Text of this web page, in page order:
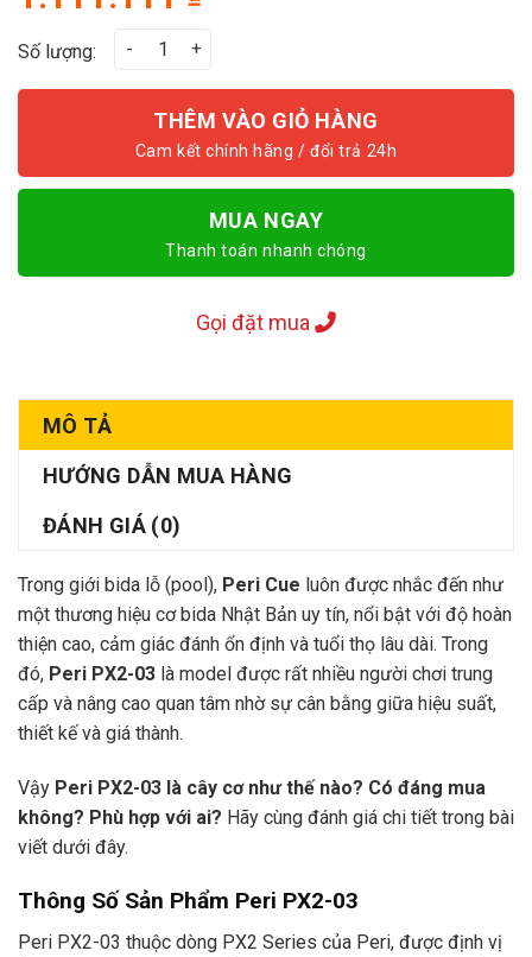
Số lượng: Cơ Peri PX2-03 số lượng
THÊM VÀO GIỎ HÀNG
MUA NGAY
Thanh toán nhanh chóng
Gọi đặt mua
MÔ TẢ
HƯỚNG DẪN MUA HÀNG
ĐÁNH GIÁ (0)
Trong giới bida lỗ (pool), Peri Cue luôn được nhắc đến như
một thương hiệu cơ bida Nhật Bản uy tín, nổi bật với độ hoàn
thiện cao, cảm giác đánh ổn định và tuổi thọ lâu dài. Trong
đó, Peri PX2-03 là model được rất nhiều người chơi trung
cấp và nâng cao quan tâm nhờ sự cân bằng giữa hiệu suất,
thiết kế và giá thành.
Vậy Peri PX2-03 là cây cơ như thế nào? Có đáng mua
không? Phù hợp với ai? Hãy cùng đánh giá chi tiết trong bài
viết dưới đây.
Thông Số Sản Phẩm Peri PX2-03
Peri PX2-03 thuộc dòng PX2 Series của Peri, được định vị